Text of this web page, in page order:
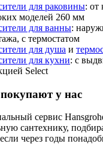
для раковины: от
моделей 260 мм
для ванны:
с термостатом
для душа и
для кухни: с
Select
у нас
сервис
сантехнику,
через годы